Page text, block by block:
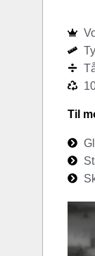
Til